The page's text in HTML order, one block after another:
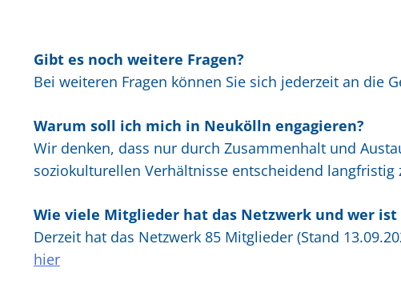
Gibt es noch weitere Fragen?
Bei weiteren Fragen können Sie sich jederzeit an die
Warum soll ich mich in Neukölln engagieren?
Wir denken, dass nur durch Zusammenhalt und
soziokulturellen Verhältnisse entscheidend
Wie viele Mitglieder hat das Netzwerk und wer ist
Derzeit hat das Netzwerk 85 Mitglieder (Stand
hier